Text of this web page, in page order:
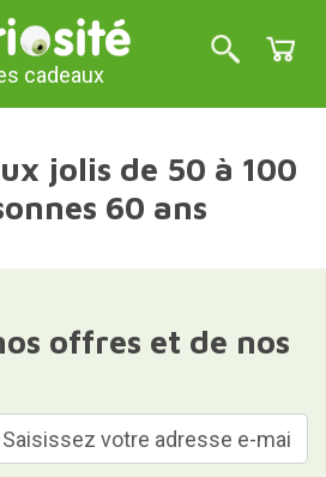
cadeaux
jolis de 50 à 100
60 ans
offres et de nos